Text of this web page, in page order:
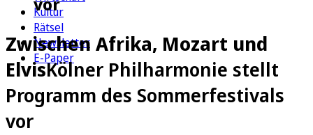
Kultur
Rätsel
Newsletter
E-Paper
Zwischen Afrika, Mozart und
ElvisKölner Philharmonie stellt
Programm des Sommerfestivals
vor